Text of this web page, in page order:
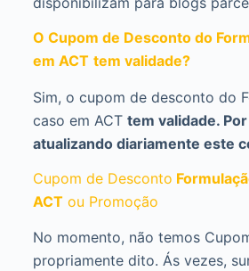
O Cupom de Desconto do
em ACT tem validade?
Sim, o cupom de desconto do
caso em ACT tem validade.
atualizando diariamente este
Cupom de Desconto
ACT ou Promoção
No momento, não temos
propriamente dito. Ás vezes,